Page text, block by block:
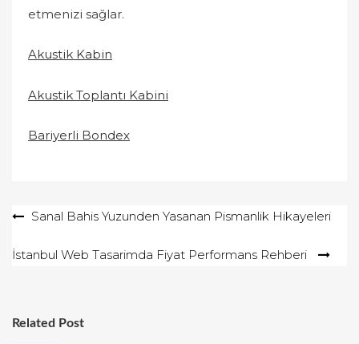
etmenizi sağlar.
Akustik Kabin
Akustik Toplantı Kabini
Bariyerli Bondex
YazıSanal Bahis Yuzunden Yasanan Pismanlik Hikayeleri
İstanbul Web Tasarimda Fiyat Performans Rehberi
Related Post